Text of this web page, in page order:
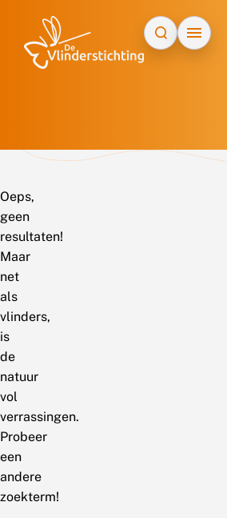
Oeps,
geen
resultaten!
Maar
net
als
vlinders,
is
de
natuur
vol
verrassingen.
Probeer
een
andere
zoekterm!